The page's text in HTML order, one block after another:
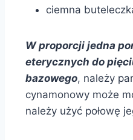
ciemna
W proporcji jedna
eterycznych do
bazowego, należy
cynamonowy może
należy użyć połowę